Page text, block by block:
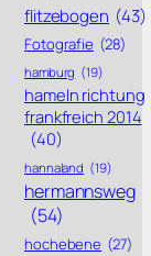
flitzebogen (43)
Fotografie (28)
hamburg (19)
hameln richtung
frankfreich 2014
(40)
hannaland (19)
hermannsweg
(54)
hochebene (27)